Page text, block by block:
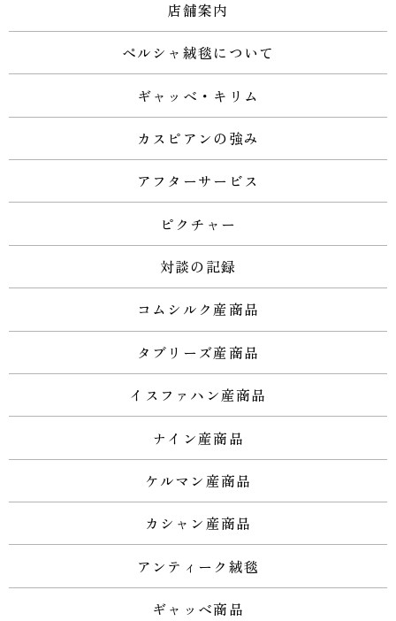
店舗案内
ペルシャ絨毯について
ギャッベ・キリム
カスピアンの強み
アフターサービス
ピクチャー
対談の記録
コムシルク産商品
タブリーズ産商品
イスファハン産商品
ナイン産商品
ケルマン産商品
カシャン産商品
アンティーク絨毯
ギャッベ商品